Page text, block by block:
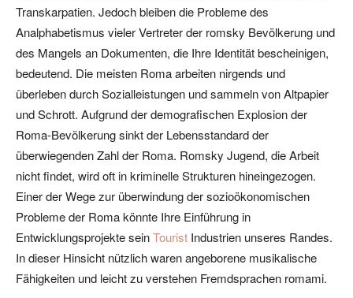
Transkarpatien. Jedoch bleiben die Probleme des
Analphabetismus vieler Vertreter der romsky Bevölkerung und
des Mangels an Dokumenten, die Ihre Identität bescheinigen,
bedeutend. Die meisten Roma arbeiten nirgends und
überleben durch Sozialleistungen und sammeln von Altpapier
und Schrott. Aufgrund der demografischen Explosion der
Roma-Bevölkerung sinkt der Lebensstandard der
überwiegenden Zahl der Roma. Romsky Jugend, die Arbeit
nicht findet, wird oft in kriminelle Strukturen hineingezogen.
Einer der Wege zur überwindung der sozioökonomischen
Probleme der Roma könnte Ihre Einführung in
Entwicklungsprojekte seinTourist Industrien unseres Randes.
In dieser Hinsicht nützlich waren angeborene musikalische
Fähigkeiten und leicht zu verstehen Fremdsprachen romami.